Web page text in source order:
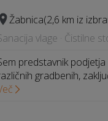
Žabnica(2,6 km iz
vlage · Čistilne
predstavnik
gradbenih,